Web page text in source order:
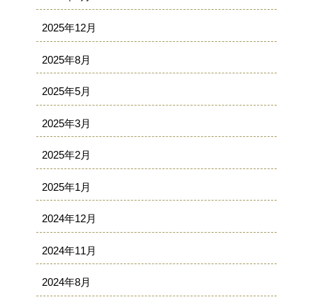
2025年12月
2025年8月
2025年5月
2025年3月
2025年2月
2025年1月
2024年12月
2024年11月
2024年8月